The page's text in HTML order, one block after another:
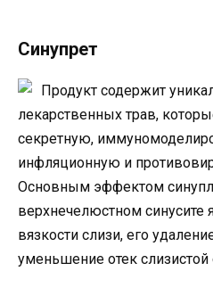
Синупрет
Продукт содержит
лекарственных трав,
секретную,
инфляционную и
Основным эффектом
верхнечелюстном синусите
вязкости слизи, его
уменьшение отек слизистой